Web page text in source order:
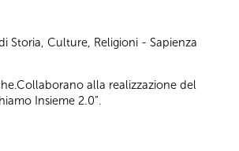
Storia, Culture, Religioni - Sapienza
alla realizzazione del
Insieme 2.0”.